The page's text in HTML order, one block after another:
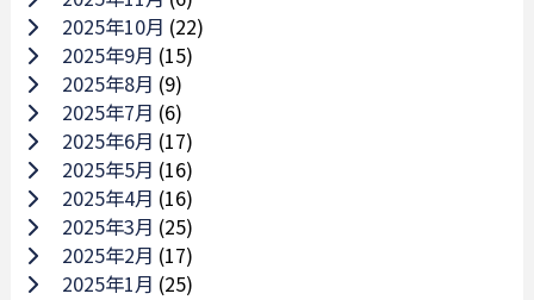
2025年10月 (22)
2025年9月 (15)
2025年8月 (9)
2025年7月 (6)
2025年6月 (17)
2025年5月 (16)
2025年4月 (16)
2025年3月 (25)
2025年2月 (17)
2025年1月 (25)